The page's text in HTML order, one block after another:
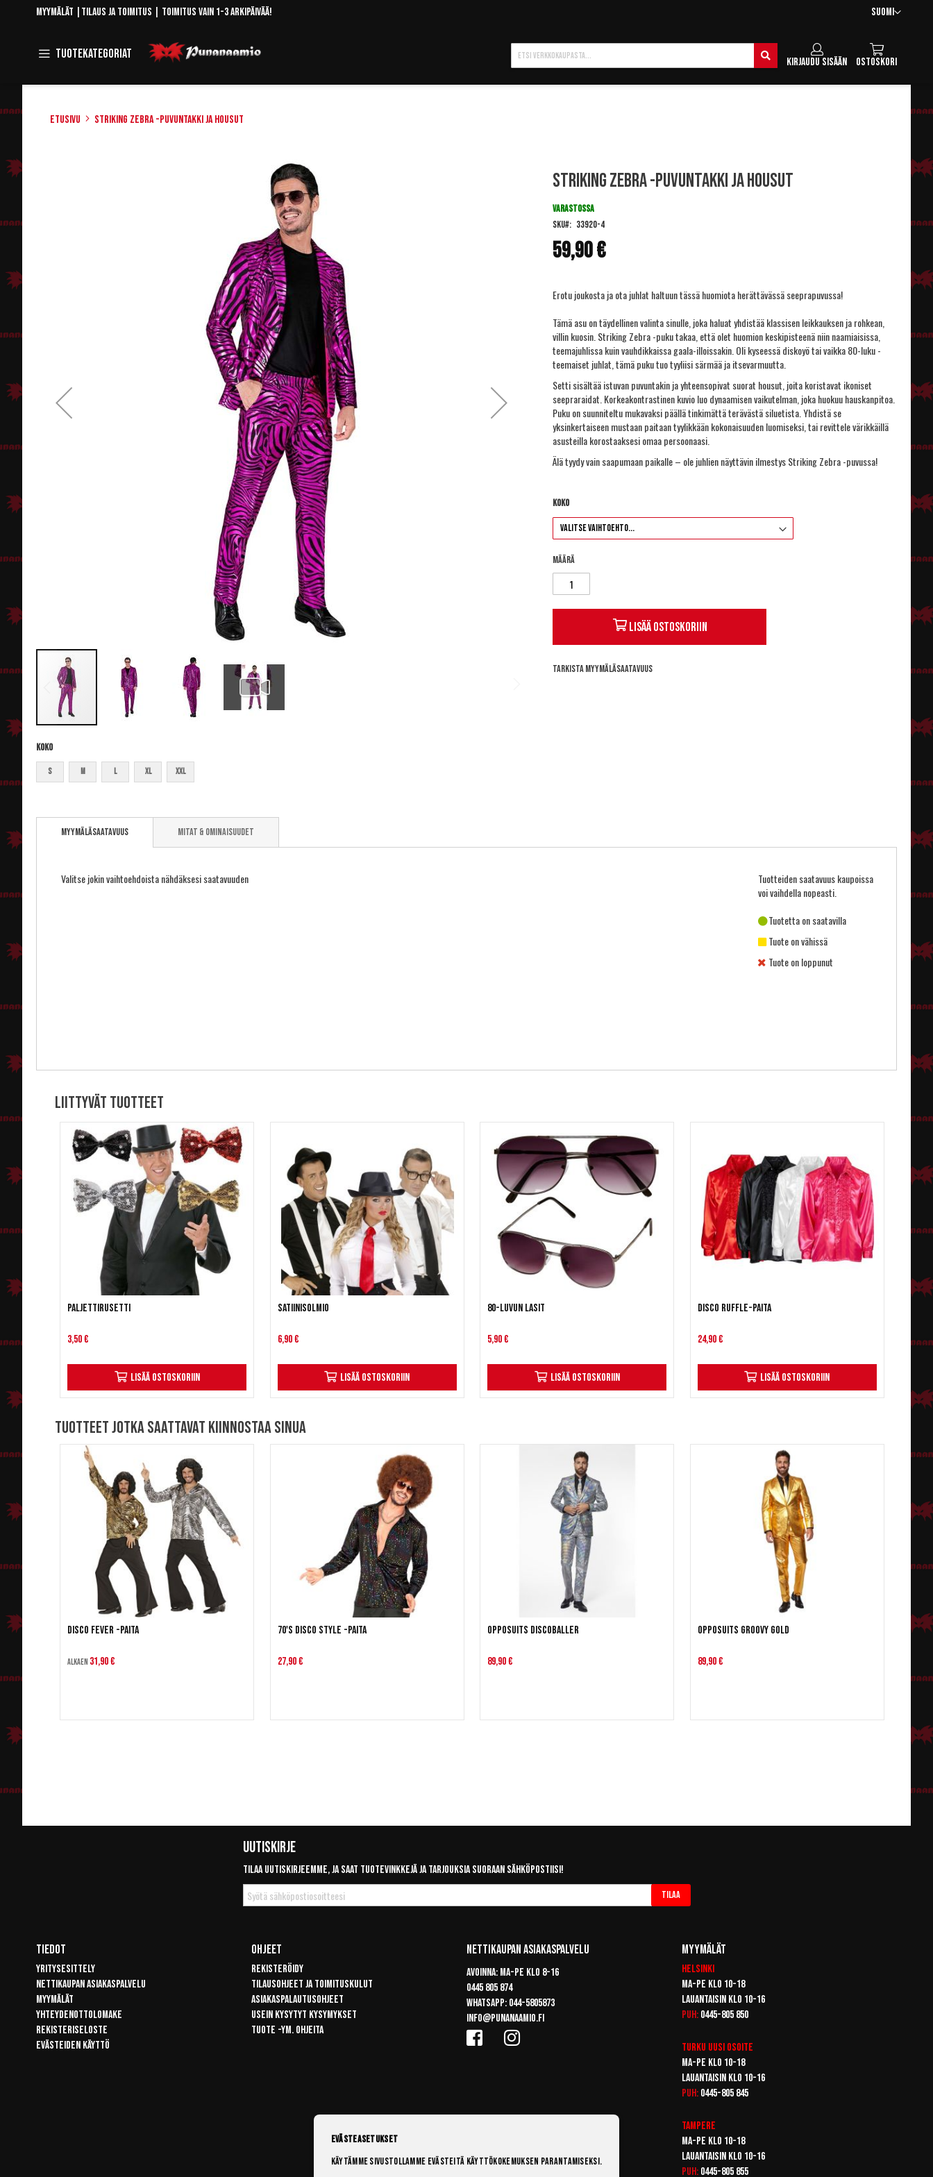
Skip
Kieli
Suomi
Myymälät Tilaus ja toimitus | Toimitus vain 1-3 arkipäivää!
Tuotekategoriat Toggle
Navigation
Ostoskori
Kirjaudu sisään
Hae
Etusivu Striking Zebra -puvuntakki ja housut
Koko
S M L XL XXL
to
Striking Zebra -puvuntakki ja housut
59,90 €
VARASTOSSA
SKU
33920-4
Erotu joukosta ja ota juhlat haltuun tässä huomiota herättävässä seeprapuvussa!
Tämä asu on täydellinen valinta sinulle, joka haluat yhdistää klassisen leikkauksen ja rohkean,
villin kuosin. Striking Zebra -puku takaa, että olet huomion keskipisteenä niin naamiaisissa,
teemajuhlissa kuin vauhdikkaissa gaala-illoissakin. Oli kyseessä diskoyö tai vaikka 80-luku -
teemaiset juhlat, tämä puku tuo tyyliisi särmää ja itsevarmuutta.
Setti sisältää istuvan puvuntakin ja yhteensopivat suorat housut, joita koristavat ikoniset
seepraraidat. Korkeakontrastinen kuvio luo dynaamisen vaikutelman, joka huokuu hauskanpitoa.
Puku on suunniteltu mukavaksi päällä tinkimättä terävästä siluetista. Yhdistä se
yksinkertaiseen mustaan paitaan tyylikkään kokonaisuuden luomiseksi, tai revittele värikkäillä
asusteilla korostaaksesi omaa persoonaasi.
Älä tyydy vain saapumaan paikalle – ole juhlien näyttävin ilmestys Striking Zebra -puvussa!
Koko
Määrä
Lisää ostoskoriin
Tarkista myymäläsaatavuus
Myymäläsaatavuus
Tuotteiden saatavuus kaupoissa
voi vaihdella nopeasti.
Tuotetta on saatavilla
Tuote on vähissä
Tuote on loppunut
Valitse jokin vaihtoehdoista nähdäksesi saatavuuden
Mitat & ominaisuudet
Liittyvät tuotteet
Paljettirusetti
3,50 €
Lisää ostoskoriin
Satiinisolmio
6,90 €
Lisää ostoskoriin
80-luvun lasit
5,90 €
Lisää ostoskoriin
Disco Ruffle-paita
24,90 €
Lisää ostoskoriin
Tuotteet jotka saattavat kiinnostaa sinua
Disco Fever -paita
Alkaen 31,90 €
70's Disco Style -paita
27,90 €
OppoSuits Discoballer
89,90 €
OppoSuits Groovy Gold
89,90 €
Uutiskirje
Tilaa uutiskirjeemme, ja saat tuotevinkkejä ja tarjouksia suoraan sähköpostiisi!
Tilaa
uutiskirje
Tilaa
Tiedot
Yritysesittely
Nettikaupan asiakaspalvelu
Myymälät
Yhteydenottolomake
Rekisteriseloste
Evästeiden käyttö
Ohjeet
Rekisteröidy
Tilausohjeet ja toimituskulut
Asiakaspalautusohjeet
Usein kysytyt kysymykset
Tuote -ym. ohjeita
Nettikaupan Asiakaspalvelu
Avoinna: Ma-pe klo 8-16
0445 805 874
Whatsapp: 044-5805873
info@punanaamio.fi
Myymälät
Helsinki
Ma-pe klo 10-18
Lauantaisin klo 10-16
Puh: 0445-805 850
Turku Uusi osoite
Ma-pe klo 10-18
Lauantaisin klo 10-16
Puh: 0445-805 845
Tampere
Ma-pe klo 10-18
Lauantaisin klo 10-16
Puh: 0445-805 855
Evästeasetukset
Käytämme sivustollamme evästeitä käyttökokemuksen parantamiseksi.